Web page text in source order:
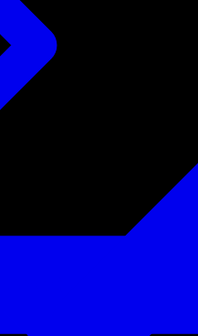
域に特化したサービス